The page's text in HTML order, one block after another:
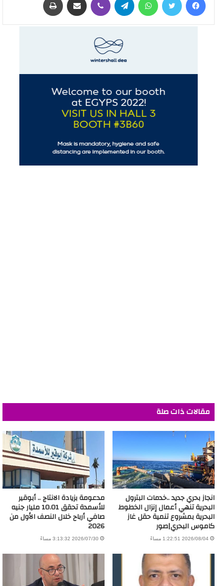
مقالات ذات صلة
انجاز بحري جديد ..خدمات البترول
البحرية تنهي أعمال إنزال الخطوط
البحرية بمشروع تنمية حقل غاز
كاموس البحري|صور
2026/08/04 1:22:51 مساءً
مدعومة بزيادة الانتاج .. أبوقير
للأسمدة تحقق 10.01 مليار جنيه
صافي أرباح خلال النصف الأول من
2026
2026/07/30 3:13:32 مساءً